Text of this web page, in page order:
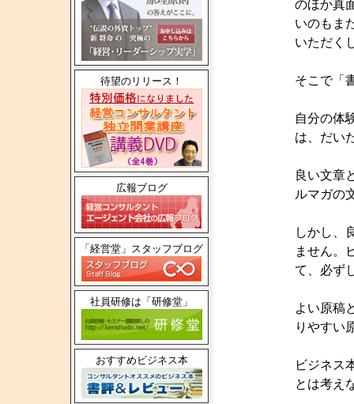
待望のリリース！
広報ブログ
「経営堂」スタッフブログ
社員研修は「研修堂」
おすすめビジネス本
のほか真
いのもま
いただく
そこで「
自分の体
は、だい
良い文章
ルマガの
しかし、
ません。
て、必ず
よい原稿
りやすい
ビジネス
とは考え